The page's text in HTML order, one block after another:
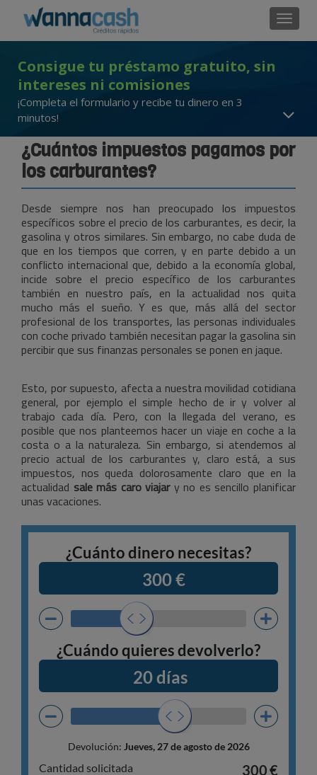
Consigue tu préstamo gratuito, sin
intereses ni comisiones
¡Completa el formulario y recibe tu dinero en 3
minutos!
¿Cuántos impuestos pagamos por
los carburantes?
Desde siempre nos han preocupado los impuestos
específicos sobre el precio de los carburantes, es decir, la
gasolina y otros similares. Sin embargo, no cabe duda de
que en los tiempos que corren, y en parte debido a un
conflicto internacional que, debido a la economía global,
incide sobre el precio específico de los carburantes
también en nuestro país, en la actualidad nos quita
mucho más el sueño. Y es que, más allá del sector
profesional de los transportes, las personas individuales
con coche privado también necesitan pagar la gasolina sin
percibir que sus finanzas personales se ponen en jaque.
Esto, por supuesto, afecta a nuestra movilidad cotidiana
general, por ejemplo el simple hecho de ir y volver al
trabajo cada día. Pero, con la llegada del verano, es
posible que nos planteemos hacer un viaje en coche a la
costa o a la naturaleza. Sin embargo, si atendemos al
precio actual de los carburantes y, claro está, a sus
impuestos, nos queda dolorosamente claro que en la
actualidad sale más caro viajary no es sencillo planificar
unas vacaciones.